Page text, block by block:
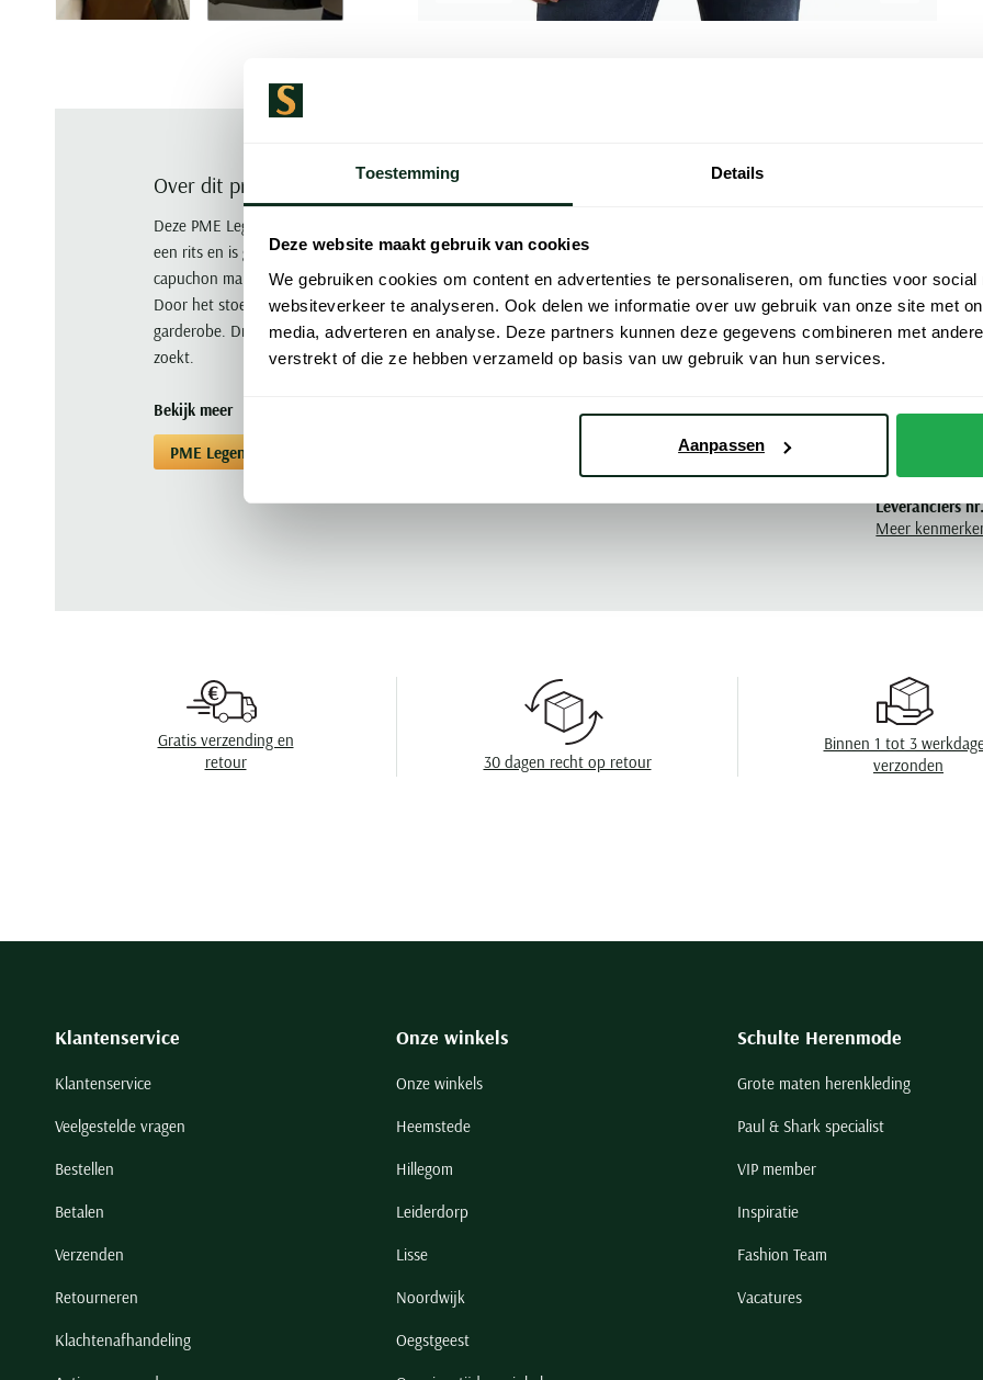
Toestemming Details
Deze website maakt gebruik van cookies
We gebruiken cookies om content en advertenties te personaliseren, om functies voor social
websiteverkeer te analyseren. Ook delen we informatie over uw gebruik van onze site met
media, adverteren en analyse. Deze partners kunnen deze gegevens combineren met
verstrekt of die ze hebben verzameld op basis van uw gebruik van hun services.
Aanpassen
Over dit product
Deze PME Legend softshell winterjas is kort, effen en heeft een normale fit. Deze jas sluit met
een rits en is gemaakt van 96% polyester en 4% elastaan. De waterdichte uitvoering en
capuchon maken het ontwerp praktisch, terwijl de borstzak zorgt voor extra opbergruimte.
Door het stoere karakter past deze jas moeiteloos bij een volwassen, modebewuste
garderobe. Draag deze jas op frisse zomerdagen of in de winter wanneer je een kort model
zoekt.
Bekijk meer
PME Legend
Merk
Pasvorm
Leveranciers
Eigenschappen
Lengte jas
Soort jas
Meer
Gratis verzending en
retour
30 dagen recht op retour
Binnen 1 tot 3
verzonden
Klantenservice
Klantenservice
Veelgestelde vragen
Bestellen
Betalen
Verzenden
Retourneren
Klachtenafhandeling
Onze winkels
Onze winkels
Heemstede
Hillegom
Leiderdorp
Lisse
Noordwijk
Oegstgeest
Schulte Herenmode
Grote maten herenkleding
Paul & Shark specialist
VIP member
Inspiratie
Fashion Team
Vacatures